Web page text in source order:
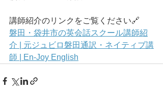
講師紹介のリンクをご覧ください🔗
磐田・袋井市の英会話スクール講師紹
介 | 元ジュビロ磐田通訳・ネイティブ講
師 | En-Joy English